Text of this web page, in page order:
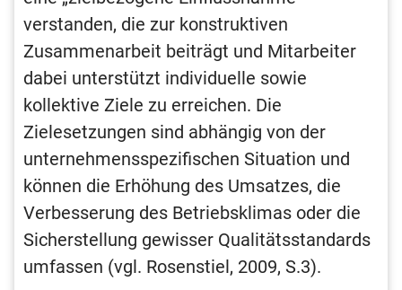
verstanden, die zur konstruktiven
Zusammenarbeit beiträgt und Mitarbeiter
dabei unterstützt individuelle sowie
kollektive Ziele zu erreichen. Die
Zielesetzungen sind abhängig von der
unternehmensspezifischen Situation und
können die Erhöhung des Umsatzes, die
Verbesserung des Betriebsklimas oder die
Sicherstellung gewisser Qualitätsstandards
umfassen (vgl. Rosenstiel, 2009, S.3).